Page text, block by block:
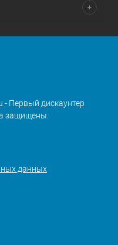
- Первый дискаунтер
защищены.
данных